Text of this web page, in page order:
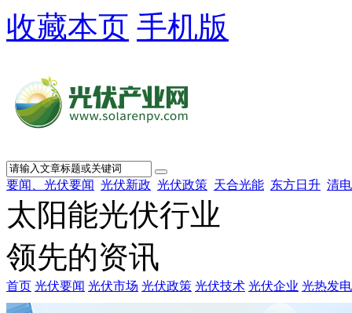
收藏本页 手机版
要闻、光伏要闻 光伏新政 光伏政策 天合光能 东方日升 清
太阳能光伏行业
领先的资讯
首页 光伏要闻 光伏市场 光伏政策 光伏技术 光伏企业 光热发电